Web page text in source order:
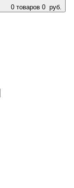
0 товаров 0 руб.